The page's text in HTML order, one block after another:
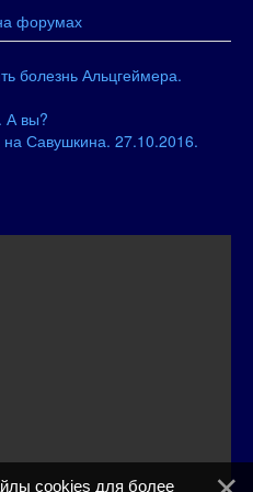
форумах
болезнь Альцгеймера.
А вы?
Савушкина. 27.10.2016.
cookies для более